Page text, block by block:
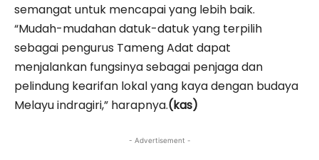
semangat untuk mencapai yang lebih baik.
“Mudah-mudahan datuk-datuk yang terpilih
sebagai pengurus Tameng Adat dapat
menjalankan fungsinya sebagai penjaga dan
pelindung kearifan lokal yang kaya dengan budaya
Melayu indragiri,” harapnya.(kas)
- Advertisement -